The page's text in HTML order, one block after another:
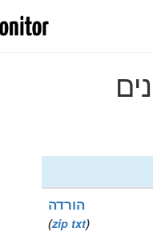
הורדה
(
zip txt
)